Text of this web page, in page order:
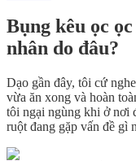
Bụng kêu ọc
nhân do đâu?
Dạo gần đây, tôi cứ
vừa ăn xong và hoàn
tôi ngại ngùng khi ở nơi
ruột đang gặp vấn đề gì